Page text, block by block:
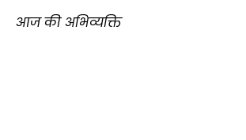
आज की अभिव्यक्ति